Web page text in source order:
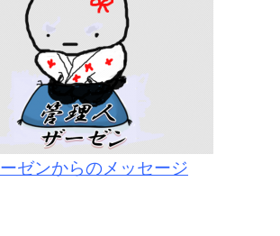
ゼンからのメッセージ